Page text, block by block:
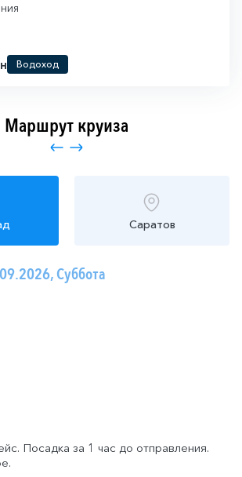
Водоход
Маршрут круиза
Саратов
Суббота
Посадка за 1 час до отправления.